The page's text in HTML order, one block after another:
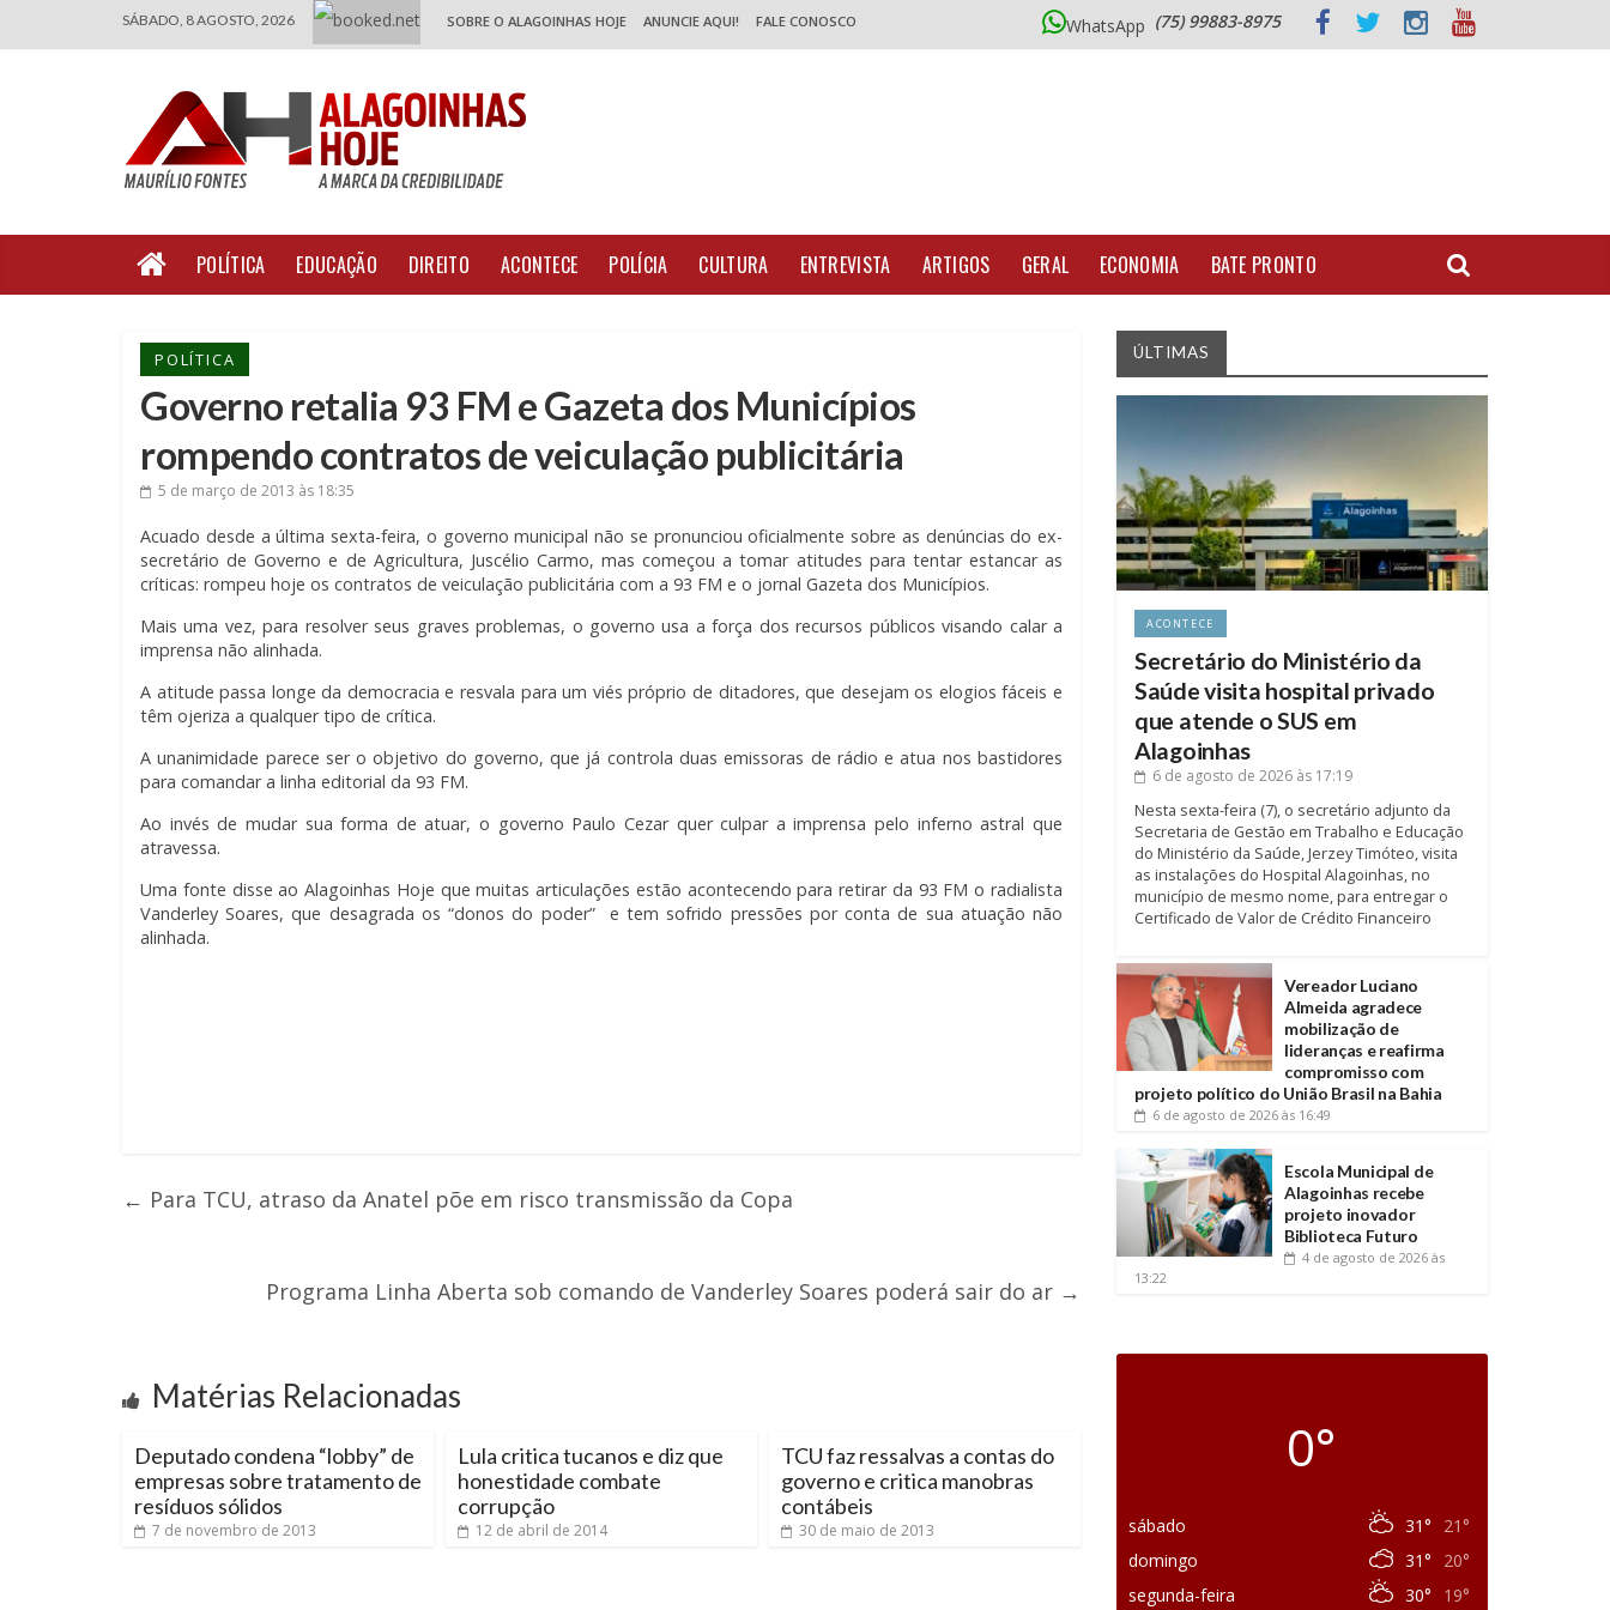
SÁBADO, 8 AGOSTO, 2026 SOBRE O ALAGOINHAS HOJE ANUNCIE AQUI! FALE CONOSCO WhatsApp (75) 99883-8975
POLÍTICA EDUCAÇÃO DIREITO ACONTECE POLÍCIA CULTURA ENTREVISTA ARTIGOS GERAL ECONOMIA BATE PRONTO
POLÍTICA
Governo retalia 93 FM e Gazeta dos Municípios
rompendo contratos de veiculação publicitária
5 de março de 2013 às 18:35
Acuado desde a última sexta-feira, o governo municipal não se pronunciou oficialmente sobre as denúncias do ex-
secretário de Governo e de Agricultura, Juscélio Carmo, mas começou a tomar atitudes para tentar estancar as
críticas: rompeu hoje os contratos de veiculação publicitária com a 93 FM e o jornal Gazeta dos Municípios.
Mais uma vez, para resolver seus graves problemas, o governo usa a força dos recursos públicos visando calar a
imprensa não alinhada.
A atitude passa longe da democracia e resvala para um viés próprio de ditadores, que desejam os elogios fáceis e
têm ojeriza a qualquer tipo de crítica.
A unanimidade parece ser o objetivo do governo, que já controla duas emissoras de rádio e atua nos bastidores
para comandar a linha editorial da 93 FM.
Ao invés de mudar sua forma de atuar, o governo Paulo Cezar quer culpar a imprensa pelo inferno astral que
atravessa.
Uma fonte disse ao Alagoinhas Hoje que muitas articulações estão acontecendo para retirar da 93 FM o radialista
Vanderley Soares, que desagrada os “donos do poder” e tem sofrido pressões por conta de sua atuação não
alinhada.
← Para TCU, atraso da Anatel põe em risco transmissão da Copa
Programa Linha Aberta sob comando de Vanderley Soares poderá sair do ar →
Matérias Relacionadas
Deputado condena “lobby” de
empresas sobre tratamento de
resíduos sólidos
7 de novembro de 2013
Lula critica tucanos e diz que
honestidade combate
corrupção
12 de abril de 2014
TCU faz ressalvas a contas do
governo e critica manobras
contábeis
30 de maio de 2013
ÚLTIMAS
ACONTECE
Secretário do Ministério da
Saúde visita hospital privado
que atende o SUS em
Alagoinhas
6 de agosto de 2026 às 17:19
Nesta sexta-feira (7), o secretário adjunto da
Secretaria de Gestão em Trabalho e Educação
do Ministério da Saúde, Jerzey Timóteo, visita
as instalações do Hospital Alagoinhas, no
município de mesmo nome, para entregar o
Certificado de Valor de Crédito Financeiro
Vereador Luciano
Almeida agradece
mobilização de
lideranças e reafirma
compromisso com
projeto político do União Brasil na Bahia
6 de agosto de 2026 às 16:49
Escola Municipal de
Alagoinhas recebe
projeto inovador
Biblioteca Futuro
4 de agosto de 2026 às
13:22
0°
sábado 31°
21°
domingo
31°
20°
segunda-feira
30° 19°